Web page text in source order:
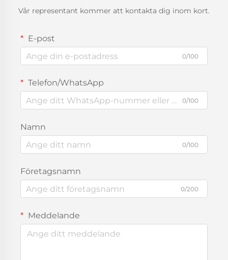
Vår representant kommer att kontakta dig inom kort.
E-post
0/100
Telefon/WhatsApp
0/100
Namn
0/100
Företagsnamn
0/200
Meddelande